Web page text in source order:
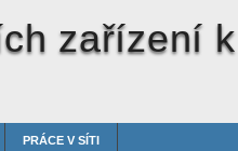
zařízení
PRÁCE V SÍTI